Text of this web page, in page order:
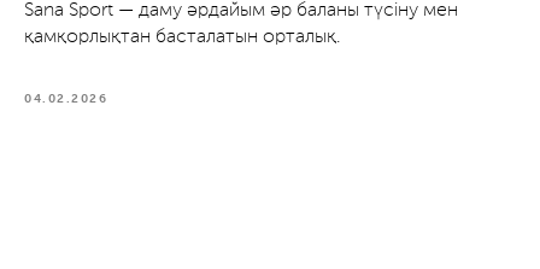
Sana Sport — даму әрдайым әр баланы түсіну мен
қамқорлықтан басталатын орталық.
04.02.2026